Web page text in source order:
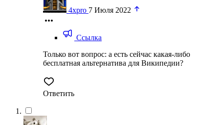
4xpro 7 Июля 2022
Ссылка
Только вот вопрос: а есть сейчас какая-либо
бесплатная альтернатива для Википедии?
Ответить